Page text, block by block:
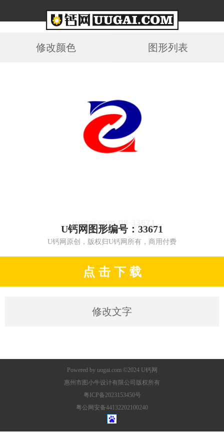
修改颜色 图形列表
U钙网图形编号：33671
U钙网原创，版权归U钙网所有，商用付费
点 击 下 载
修改文字
Powered by uugai.com©2024 U钙网
惠州市图小牛设计有限公司版权所有
粤ICP备2023153450号
粤公网安备44132202100240